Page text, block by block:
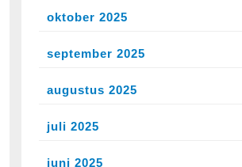
oktober 2025
september 2025
augustus 2025
juli 2025
juni 2025